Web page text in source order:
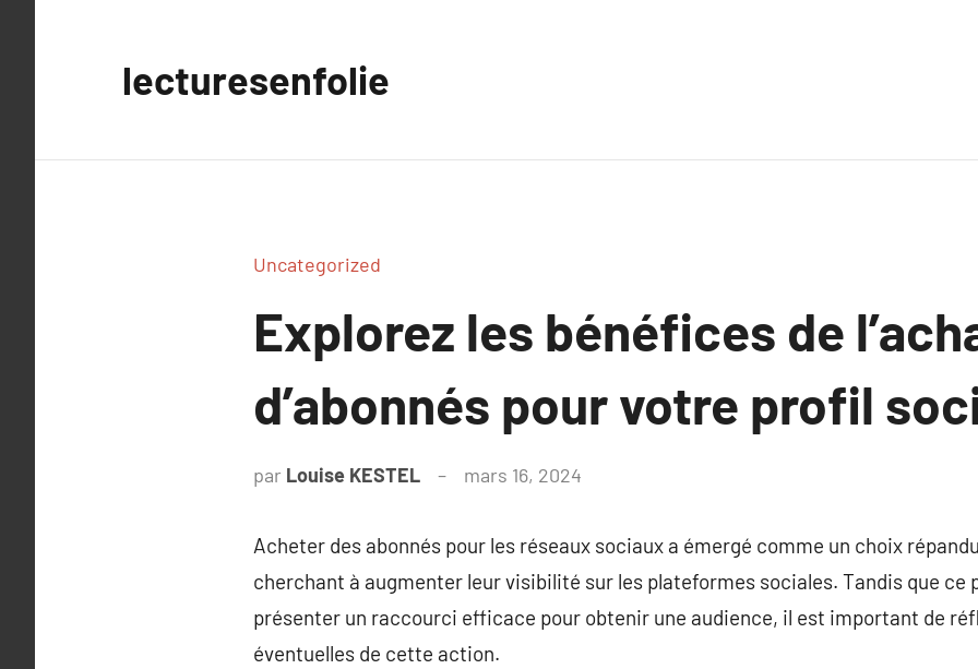
lecturesenfolie
Uncategorized
Explorez les bénéfices de
d’abonnés pour votre profil
par Louise KESTEL mars 16, 2024
Acheter des abonnés pour les réseaux sociaux a émergé comme un choix
cherchant à augmenter leur visibilité sur les plateformes sociales. Tandis que ce
présenter un raccourci efficace pour obtenir une audience, il est important de
éventuelles de cette action.